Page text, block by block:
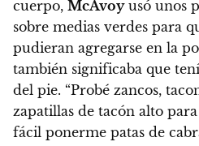
cuerpo, McAvoyusó unos
sobre medias verdes para
pudieran agregarse en la
también significaba que
del pie. “Probé zancos,
zapatillas de tacón alto
fácil ponerme patas de